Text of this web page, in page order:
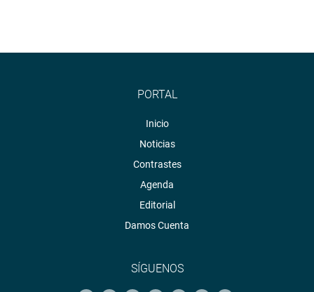
PORTAL
Inicio
Noticias
Contrastes
Agenda
Editorial
Damos Cuenta
SÍGUENOS